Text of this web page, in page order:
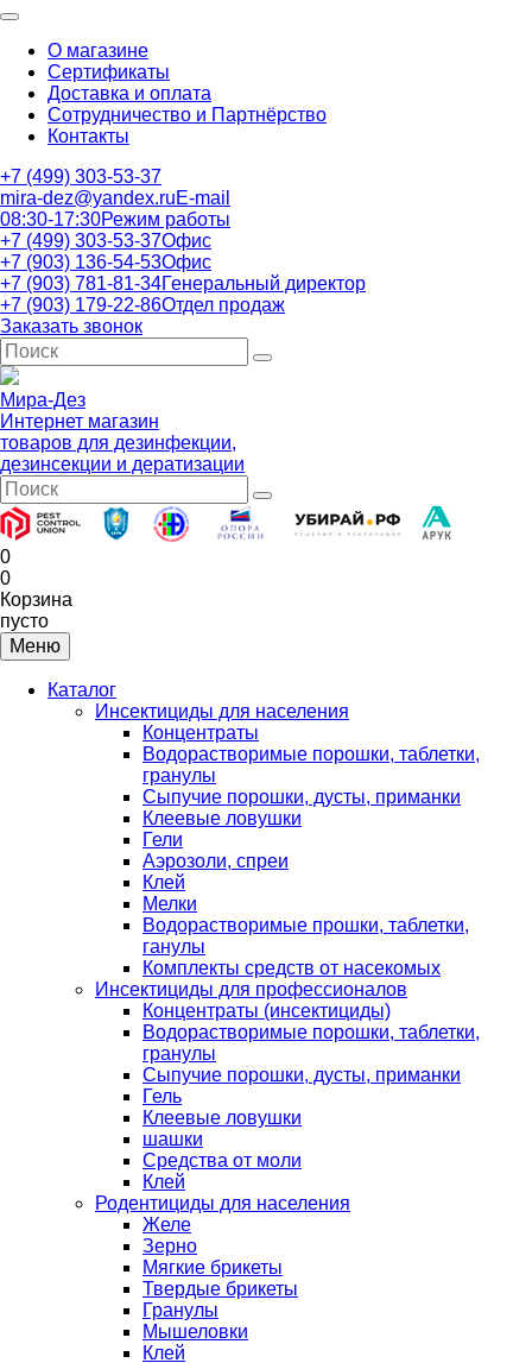
О магазине
Сертификаты
Доставка и оплата
Сотрудничество и Партнёрство
Контакты
+7 (499) 303-53-37
mira-dez@yandex.ruE-mail
08:30-17:30Режим работы
+7 (499) 303-53-37Офис
+7 (903) 136-54-53Офис
+7 (903) 781-81-34Генеральный директор
+7 (903) 179-22-86Отдел продаж
Заказать звонок
Мира-Дез
Интернет магазин
товаров для дезинфекции,
дезинсекции и дератизации
0
0
Корзина
пусто
Меню
Каталог
Инсектициды для населения
Концентраты
Водорастворимые порошки, таблетки,
гранулы
Сыпучие порошки, дусты, приманки
Клеевые ловушки
Гели
Аэрозоли, спреи
Клей
Мелки
Водорастворимые прошки, таблетки,
ганулы
Комплекты средств от насекомых
Инсектициды для профессионалов
Концентраты (инсектициды)
Водорастворимые порошки, таблетки,
гранулы
Сыпучие порошки, дусты, приманки
Гель
Клеевые ловушки
шашки
Средства от моли
Клей
Родентициды для населения
Желе
Зерно
Мягкие брикеты
Твердые брикеты
Гранулы
Мышеловки
Клей